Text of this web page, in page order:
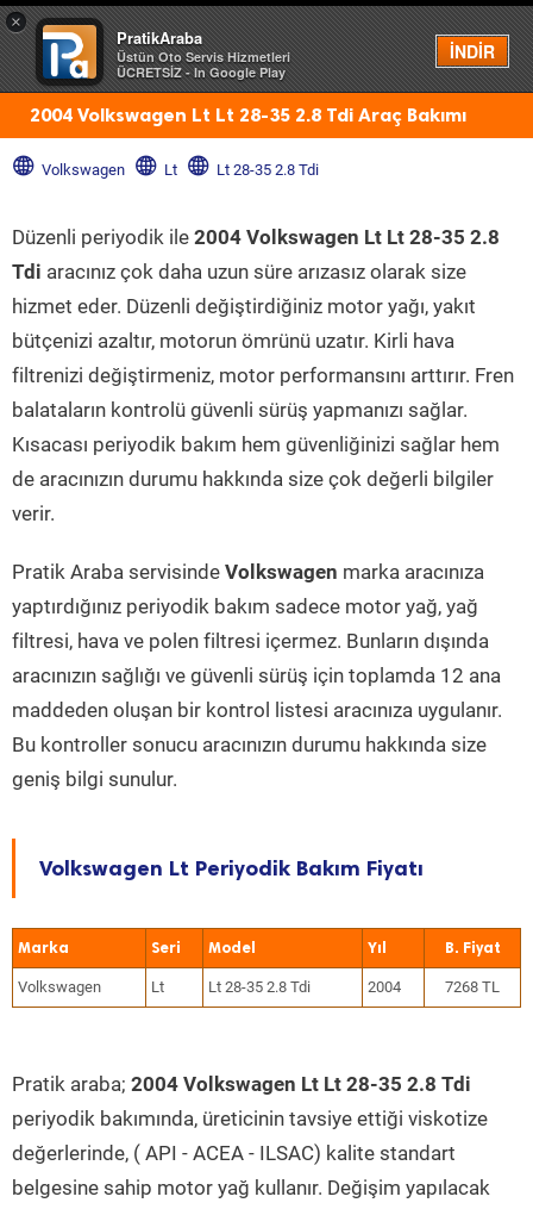
×
PratikAraba
Üstün Oto Servis Hizmetleri
ÜCRETSİZ - In Google Play
İNDİR
Menü
2004 Volkswagen Lt Lt 28-35 2.8 Tdi Araç Bakımı
Volkswagen Lt Lt 28-35 2.8 Tdi
Düzenli periyodik ile 2004 Volkswagen Lt Lt 28-35 2.8
Tdi aracınız çok daha uzun süre arızasız olarak size
hizmet eder. Düzenli değiştirdiğiniz motor yağı, yakıt
bütçenizi azaltır, motorun ömrünü uzatır. Kirli hava
filtrenizi değiştirmeniz, motor performansını arttırır. Fren
balataların kontrolü güvenli sürüş yapmanızı sağlar.
Kısacası periyodik bakım hem güvenliğinizi sağlar hem
de aracınızın durumu hakkında size çok değerli bilgiler
verir.
Pratik Araba servisinde Volkswagen marka aracınıza
yaptırdığınız periyodik bakım sadece motor yağ, yağ
filtresi, hava ve polen filtresi içermez. Bunların dışında
aracınızın sağlığı ve güvenli sürüş için toplamda 12 ana
maddeden oluşan bir kontrol listesi aracınıza uygulanır.
Bu kontroller sonucu aracınızın durumu hakkında size
geniş bilgi sunulur.
Volkswagen Lt Periyodik Bakım Fiyatı
Marka Seri Model Yıl
Volkswagen Lt Lt 28-35 2.8 Tdi 2004 7268 TL
Pratik araba; 2004 Volkswagen Lt Lt 28-35 2.8 Tdi
periyodik bakımında, üreticinin tavsiye ettiği viskotize
değerlerinde, ( API - ACEA - ILSAC) kalite standart
belgesine sahip motor yağ kullanır. Değişim yapılacak